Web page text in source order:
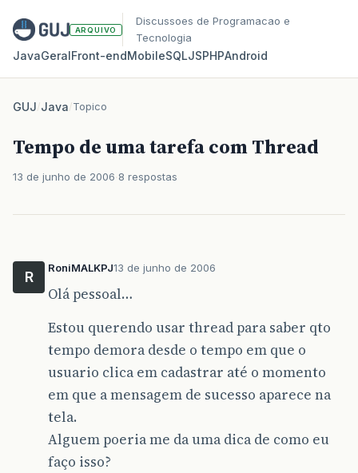
ARQUIVO
Discussoes de Programacao e
Tecnologia
JavaGeralFront‑endMobileSQLJSPHPAndroid
GUJ/Java/Topico
Tempo de uma tarefa com Thread
13 de junho de 2006 8 respostas
R
RoniMALKPJ13 de junho de 2006
Olá pessoal…
Estou querendo usar thread para saber qto
tempo demora desde o tempo em que o
usuario clica em cadastrar até o momento
em que a mensagem de sucesso aparece na
tela.
Alguem poeria me da uma dica de como eu
faço isso?